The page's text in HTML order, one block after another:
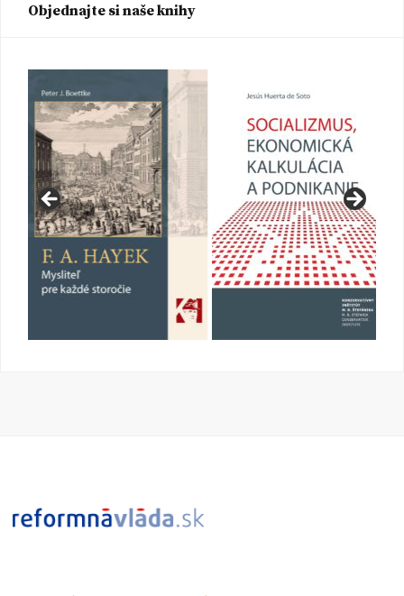
Objednajte si naše knihy